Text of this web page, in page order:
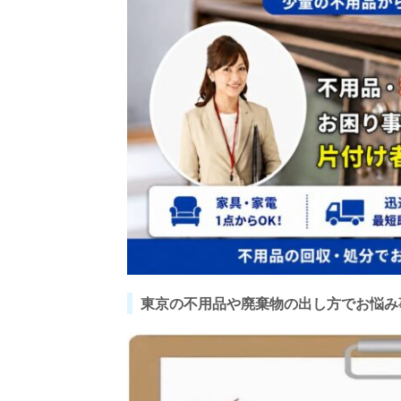
東京の不用品や廃棄物の出し方でお悩